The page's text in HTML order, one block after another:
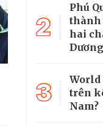
2
Phú
thành
hai
Dương
3
World
trên
Nam?